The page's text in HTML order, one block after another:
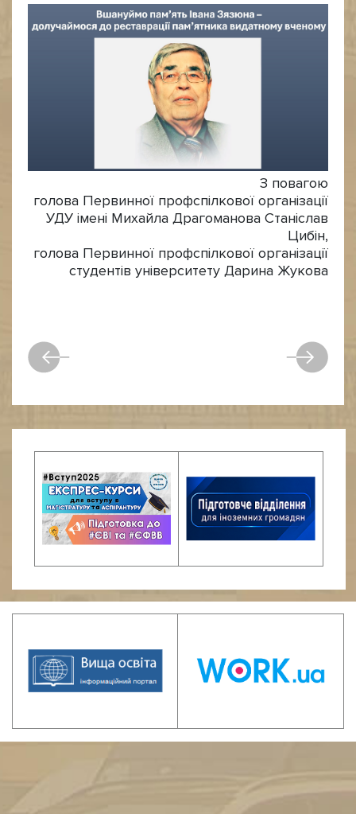
З повагою
голова Первинної профспілкової організації
УДУ імені Михайла Драгоманова Станіслав
Цибін,
голова Первинної профспілкової організації
студентів університету Дарина Жукова